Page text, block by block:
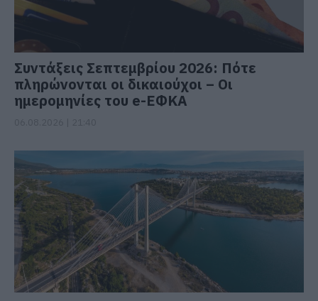
Συντάξεις Σεπτεμβρίου 2026: Πότε
πληρώνονται οι δικαιούχοι – Οι
ημερομηνίες του e-ΕΦΚΑ